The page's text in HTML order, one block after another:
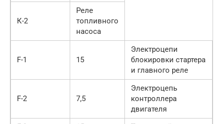
К-2
Реле
топливного
насоса
F-1 15
Электроцепи
блокировки стартера
и главного реле
F-2 7,5
Электроцепь
контроллера
двигателя